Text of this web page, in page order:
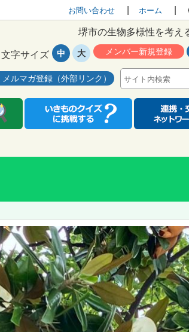
お問い合わせ ホーム
堺市の生物多様性を考え
メルマガ登録（外部リンク）
メンバー新規登録
文字サイズ 中 大